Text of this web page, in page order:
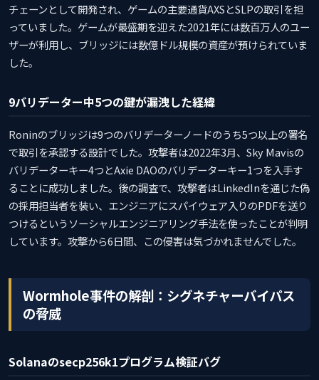
チェーンとして開発され、ゲームの主要通貨AXSとSLPの取引を担
っていました。ゲームが最盛期を迎えた2021年には数百万人のユー
ザーが利用し、ブリッジには数億ドル規模の資産が預けられていま
した。
9バリデーター中5つの鍵が漏洩した経緯
Roninのブリッジは9つのバリデーターノードのうち5つ以上の署名
で取引を承認する設計でした。攻撃者は2022年3月、Sky Mavisの
バリデーターキー4つとAxie DAOのバリデーターキー1つを入手す
ることに成功しました。後の調査で、攻撃者はLinkedInを通じた偽
の採用担当者を装い、エンジニアにスパイウェア入りのPDFを送り
つけるというソーシャルエンジニアリング手法を使ったことが判明
しています。攻撃から6日間、この侵害は気づかれませんでした。
Wormhole事件の解剖：シグネチャーバイパス
の脅威
Solanaのsecp256k1プログラム検証バグ